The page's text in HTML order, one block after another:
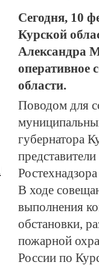
Сегодня, 10
Курской
Александра
оперативное
области.
Поводом для
губернатора
В ходе
выполнения
обстановки,
пожарной
России по